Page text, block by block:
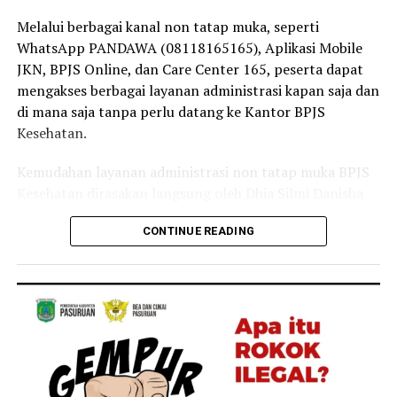
masyarakat tetap dapat mengakses layanan kesehatan
tanpa terkendala biaya,” ujar Linda.
Selain sebagai tenaga kesehatan, Linda juga merasakan
langsung manfaat Program JKN dalam kehidupan
keluarganya.
ringan, seperti batuk dan pilek.
“Keluarga saya juga merasakan langsung manfaat
Program JKN. Saat mengalami keluhan ringan seperti
batuk atau pilek, kami dapat segera memeriksakan diri
dan memperoleh pelayanan kesehatan yang dibutuhkan.
Kehadiran Program JKN membuat kami merasa lebih
tenang karena tidak perlu khawatir terhadap biaya saat
membutuhkan pengobatan,” tuturnya.
Melalui berbagai kanal non tatap muka, seperti
WhatsApp PANDAWA (08118165165), Aplikasi Mobile
JKN, BPJS Online, dan Care Center 165, peserta dapat
mengakses berbagai layanan administrasi kapan saja dan
di mana saja tanpa perlu datang ke Kantor BPJS
Kesehatan.
Kemudahan layanan administrasi non tatap muka BPJS
(22), peserta JKN asal Desa Tegal Besar, Kecamatan
Kaliwates, Kabupaten Jember.
membantunya mengurus kebutuhan administrasi
kepesertaan secara praktis tanpa harus datang ke
Kantor BPJS Kesehatan.
“Saya baru tahu kalau banyak layanan administrasi JKN
CONTINUE READING